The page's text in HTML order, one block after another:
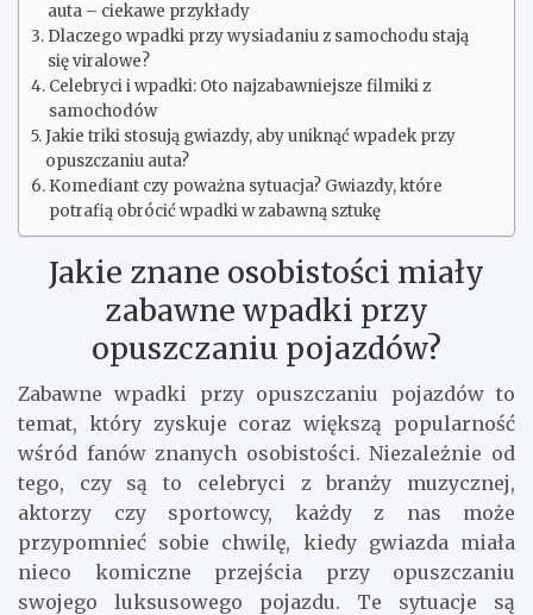
auta – ciekawe przykłady
Dlaczego wpadki przy wysiadaniu z samochodu stają
się viralowe?
Celebryci i wpadki: Oto najzabawniejsze filmiki z
samochodów
Jakie triki stosują gwiazdy, aby uniknąć wpadek przy
opuszczaniu auta?
Komediant czy poważna sytuacja? Gwiazdy, które
potrafią obrócić wpadki w zabawną sztukę
Jakie znane osobistości miały
zabawne wpadki przy
opuszczaniu pojazdów?
Zabawne wpadki przy opuszczaniu pojazdów to
temat, który zyskuje coraz większą popularność
wśród fanów znanych osobistości. Niezależnie od
tego, czy są to celebryci z branży muzycznej,
aktorzy czy sportowcy, każdy z nas może
przypomnieć sobie chwilę, kiedy gwiazda miała
nieco komiczne przejścia przy opuszczaniu
swojego luksusowego pojazdu. Te sytuacje są